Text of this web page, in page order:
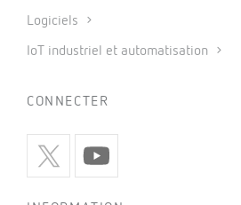
Logiciels
IoT industriel et automatisation
CONNECTER